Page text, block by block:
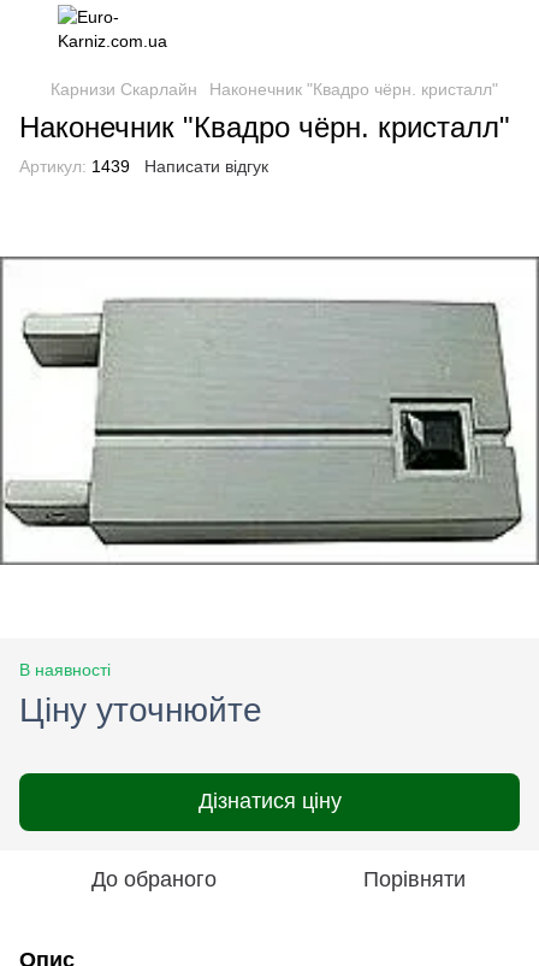
Карнизи Скарлайн Наконечник "Квадро чёрн. кристалл"
Наконечник "Квадро чёрн. кристалл"
Артикул: 1439 Написати відгук
В наявності
Ціну уточнюйте
Дізнатися ціну
До обраного Порівняти
Опис